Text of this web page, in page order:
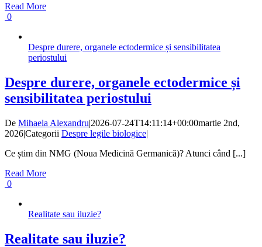
Read More
0
Despre durere, organele ectodermice și sensibilitatea
periostului
Despre durere, organele ectodermice și
sensibilitatea periostului
De Mihaela Alexandru|2026-07-24T14:11:14+00:00martie 2nd,
2026|Categorii Despre legile biologice|
Ce știm din NMG (Noua Medicină Germanică)? Atunci când [...]
Read More
0
Realitate sau iluzie?
Realitate sau iluzie?